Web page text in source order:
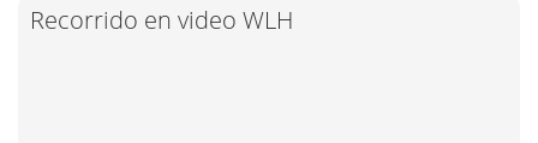
Recorrido en video WLH